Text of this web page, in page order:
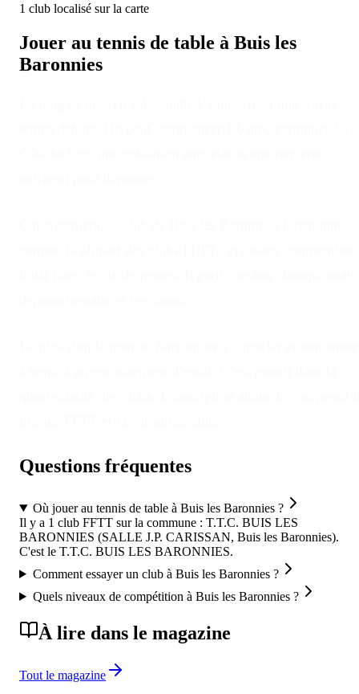
1 club localisé sur la carte
Jouer au tennis de table à Buis les
Baronnies
Questions fréquentes
Où jouer au tennis de table à Buis les Baronnies ?
Il y a 1 club FFTT sur la commune : T.T.C. BUIS LES
BARONNIES (SALLE J.P. CARISSAN, Buis les Baronnies).
C'est le T.T.C. BUIS LES BARONNIES.
Comment essayer un club à Buis les Baronnies ?
Quels niveaux de compétition à Buis les Baronnies ?
À lire dans le magazine
Tout le magazine